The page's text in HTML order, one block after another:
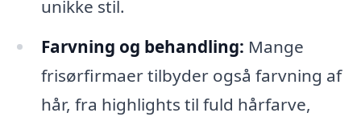
unikke stil.
Farvning og behandling: Mange
frisørfirmaer tilbyder også farvning af
hår, fra highlights til fuld hårfarve,